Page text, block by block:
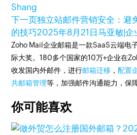
Shang
下一页独立站邮件营销安全：避
的技巧2025年8月21日马亚敏|企
Zoho Mail企业邮箱是一款SaaS云端电
际大奖。180多个国家的10万+企业在
收发国内外邮件，进行邮箱迁移 ，配置
共邮箱管理等，加强邮件沟通能力，保
你可能喜欢